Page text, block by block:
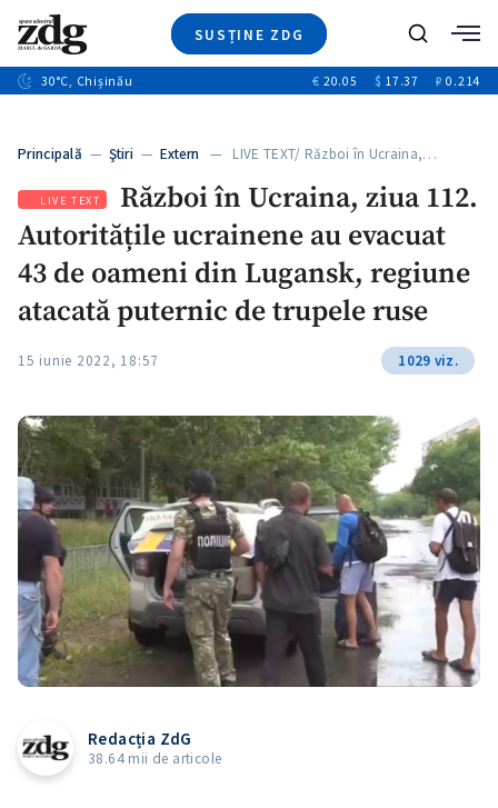
SUSȚINE ZDG
Ştiri
+9
Video
Special
+1
ZdGust
Caută
30°C, Chișinău € 20.05 $ 17.37 ₽ 0.214
Principală — Ştiri — Extern — LIVE TEXT/ Război în Ucraina,…
LIVE TEXT
Război în Ucraina, ziua 112.
Autoritățile ucrainene au evacuat
43 de oameni din Lugansk, regiune
atacată puternic de trupele ruse
15 iunie 2022, 18:57 1029 viz.
Redacția ZdG
38.64 mii de articole